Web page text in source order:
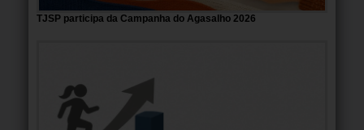
TJSP participa da Campanha do Agasalho 2026